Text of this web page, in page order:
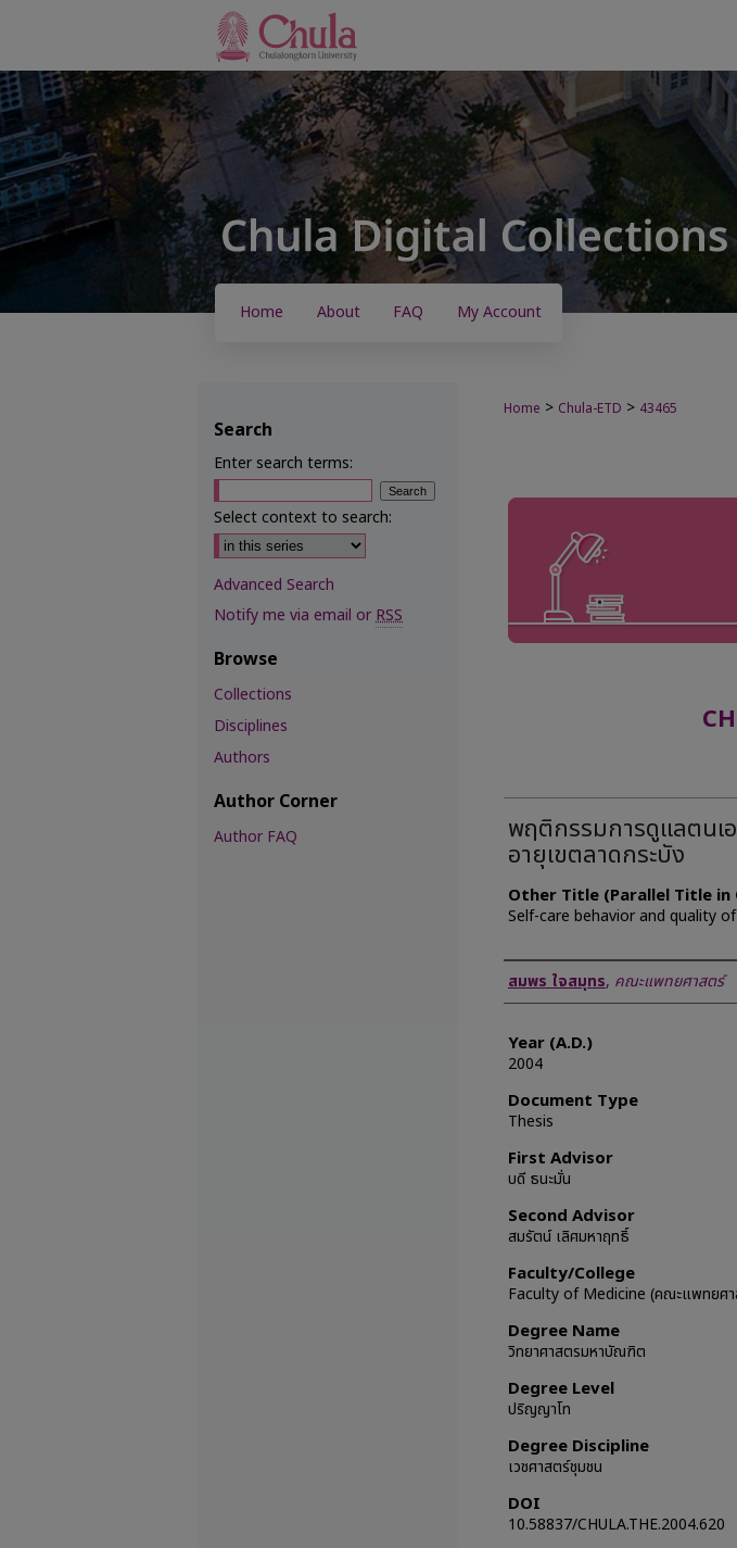
Home About FAQ My Account
Home > Chula-ETD > 43465
พฤติกรรมการดูแลตน
อายุเขตลาดกระบัง
Other Title (Parallel Title in
Self-care behavior and quality
Author
สมพร ใจสมุทร, คณะแพทยศาสตร์
Year (A.D.)
2004
Document Type
Thesis
First Advisor
บดี ธนะมั่น
Second Advisor
สมรัตน์ เลิศมหาฤทธิ์
Faculty/College
Faculty of Medicine (คณะแพทยศ
Degree Name
วิทยาศาสตรมหาบัณฑิต
Degree Level
ปริญญาโท
Degree Discipline
เวชศาสตร์ชุมชน
DOI
10.58837/CHULA.THE.2004.620
Search
Enter search terms:
Select context to search:
Advanced Search
Notify me via email orRSS
Browse
Collections
Disciplines
Authors
Author Corner
Author FAQ